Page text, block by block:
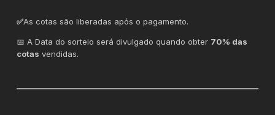
✅As cotas são liberadas após o pagamento.
📅 A Data do sorteio será divulgado quando obter 70% das
cotas vendidas.